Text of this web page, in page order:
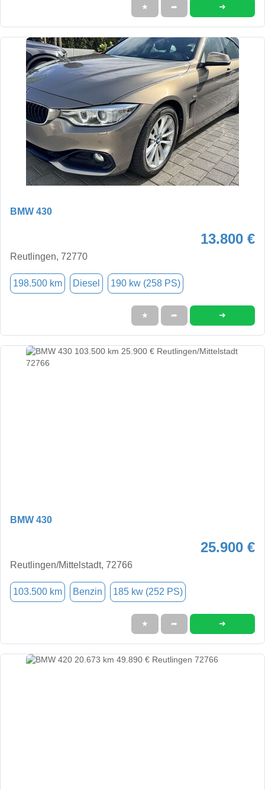
★ ➦ ➜
BMW 430
13.800 €
Reutlingen, 72770
198.500 km Diesel 190 kw (258 PS)
★ ➦ ➜
BMW 430
25.900 €
Reutlingen/Mittelstadt, 72766
103.500 km Benzin 185 kw (252 PS)
★ ➦ ➜